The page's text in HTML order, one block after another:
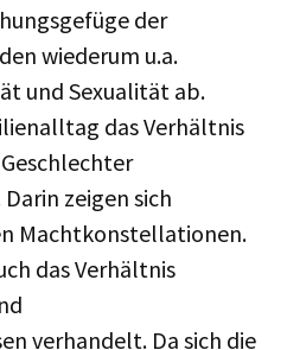
der
wiederum u.a.
und Sexualität ab.
das Verhältnis
zeigen sich
Machtkonstellationen.
das Verhältnis
verhandelt. Da sich die